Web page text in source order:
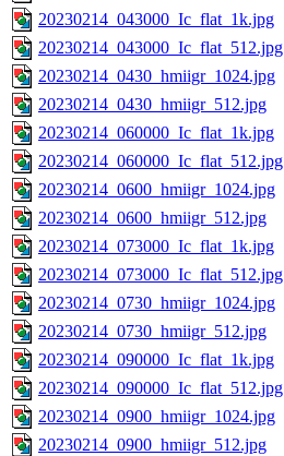
20230214_043000_Ic_flat_1k.jpg
20230214_043000_Ic_flat_512.jpg
20230214_0430_hmiigr_1024.jpg
20230214_0430_hmiigr_512.jpg
20230214_060000_Ic_flat_1k.jpg
20230214_060000_Ic_flat_512.jpg
20230214_0600_hmiigr_1024.jpg
20230214_0600_hmiigr_512.jpg
20230214_073000_Ic_flat_1k.jpg
20230214_073000_Ic_flat_512.jpg
20230214_0730_hmiigr_1024.jpg
20230214_0730_hmiigr_512.jpg
20230214_090000_Ic_flat_1k.jpg
20230214_090000_Ic_flat_512.jpg
20230214_0900_hmiigr_1024.jpg
20230214_0900_hmiigr_512.jpg